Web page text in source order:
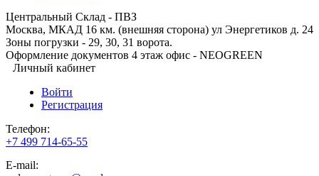
Центральный Склад - ПВЗ
Москва, МКАД 16 км. (внешняя сторона) ул Энергетиков д. 24
Зоны погрузки - 29, 30, 31 ворота.
Оформление документов 4 этаж офис - NEOGREEN
Личный кабинет
Войти
Регистрация
Телефон:
+7 499 714-65-55
E-mail: